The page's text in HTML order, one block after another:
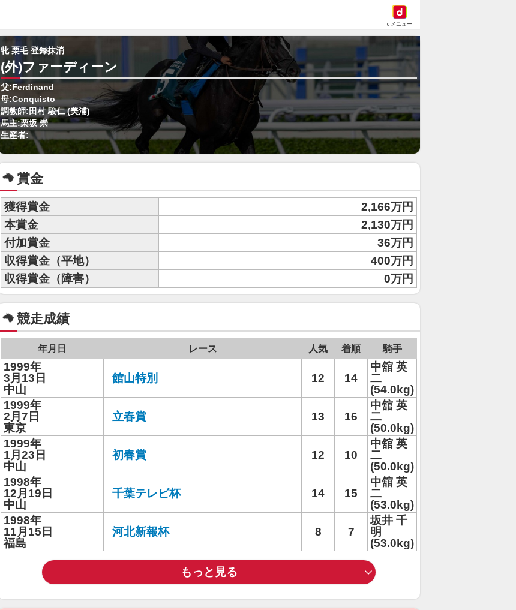
dメニュー
牝 栗毛 登録抹消
(外)ファーディーン
父:Ferdinand
母:Conquisto
調教師:田村 駿仁 (美浦)
馬主:栗坂 崇
生産者:
賞金
獲得賞金
2,166万円
本賞金
2,130万円
付加賞金
36万円
収得賞金（平地）
400万円
収得賞金（障害）
0万円
競走成績
年月日 レース 人気 着順 騎手
1999年
3月13日
中山
館山特別 12 14
中舘 英
二
(54.0kg)
1999年
2月7日
東京
立春賞 13 16
中舘 英
二
(50.0kg)
1999年
1月23日
中山
初春賞 12 10
中舘 英
二
(50.0kg)
1998年
12月19日
中山
千葉テレビ杯 14 15
中舘 英
二
(53.0kg)
1998年
11月15日
福島
河北新報杯 8 7
坂井 千
明
(53.0kg)
もっと見る